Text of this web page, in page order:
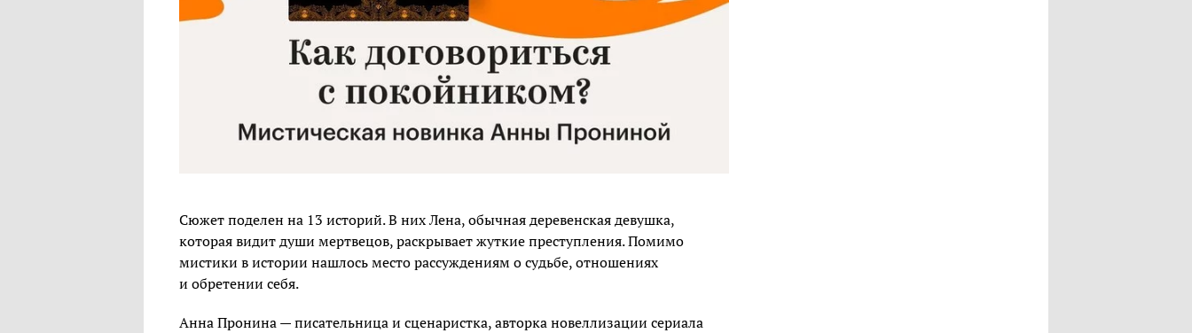
Сюжет поделен на 13 историй. В них Лена, обычная деревенская девушка,
которая видит души мертвецов, раскрывает жуткие преступления. Помимо
мистики в истории нашлось место рассуждениям о судьбе, отношениях
и обретении себя.
Анна Пронина — писательница и сценаристка, авторка новеллизации сериала